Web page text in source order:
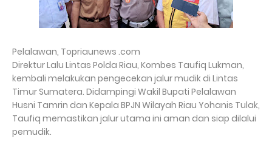
Pelalawan, Topriaunews .com
Direktur Lalu Lintas Polda Riau, Kombes Taufiq Lukman,
kembali melakukan pengecekan jalur mudik di Lintas
Timur Sumatera. Didampingi Wakil Bupati Pelalawan
Husni Tamrin dan Kepala BPJN Wilayah Riau Yohanis Tulak,
Taufiq memastikan jalur utama ini aman dan siap dilalui
pemudik.